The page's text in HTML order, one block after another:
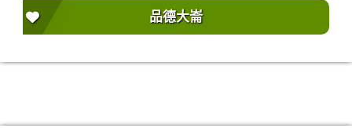
品德大崙